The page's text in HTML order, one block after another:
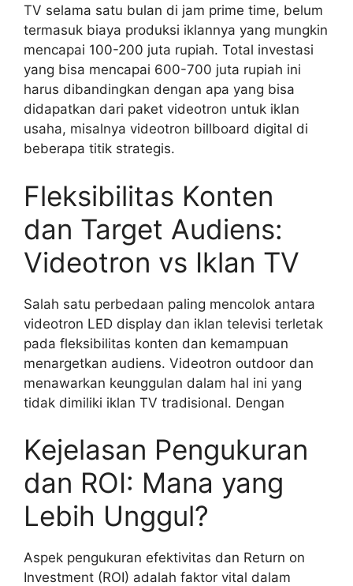
TV selama satu bulan di jam prime time, belum
termasuk biaya produksi iklannya yang mungkin
mencapai 100-200 juta rupiah. Total investasi
yang bisa mencapai 600-700 juta rupiah ini
harus dibandingkan dengan apa yang bisa
didapatkan dari paket videotron untuk iklan
usaha, misalnya videotron billboard digital di
beberapa titik strategis.
Fleksibilitas Konten
dan Target Audiens:
Videotron vs Iklan TV
Salah satu perbedaan paling mencolok antara
videotron LED display dan iklan televisi terletak
pada fleksibilitas konten dan kemampuan
menargetkan audiens. Videotron outdoor dan
menawarkan keunggulan dalam hal ini yang
tidak dimiliki iklan TV tradisional. Dengan
Kejelasan Pengukuran
dan ROI: Mana yang
Lebih Unggul?
Aspek pengukuran efektivitas dan Return on
Investment (ROI) adalah faktor vital dalam